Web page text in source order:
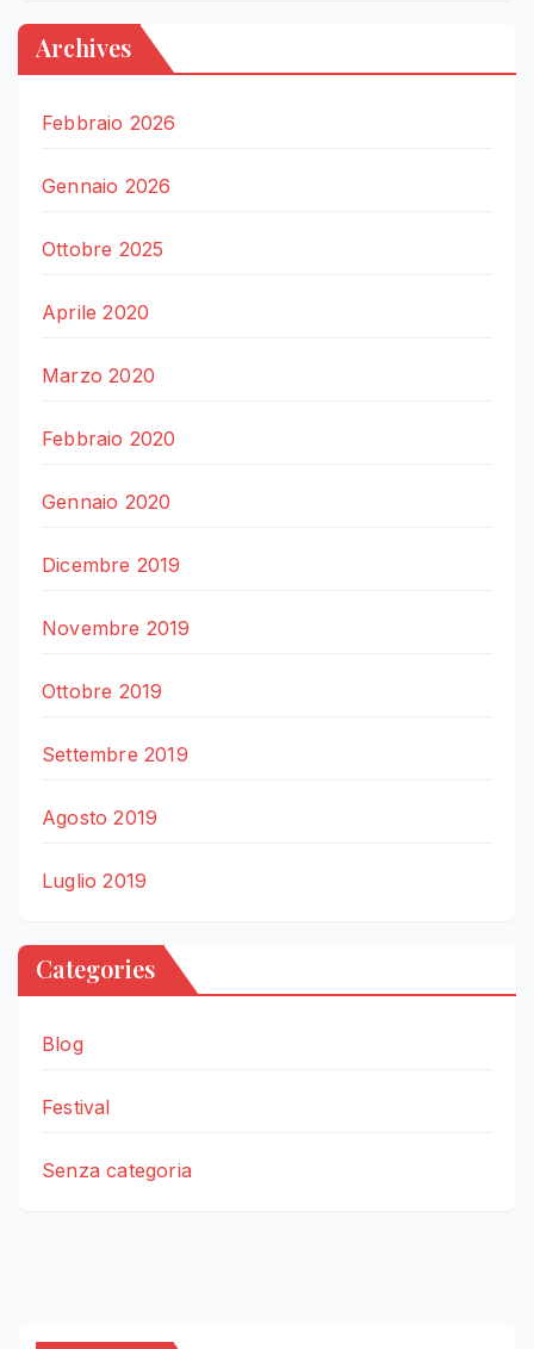
Archives
Febbraio 2026
Gennaio 2026
Ottobre 2025
Aprile 2020
Marzo 2020
Febbraio 2020
Gennaio 2020
Dicembre 2019
Novembre 2019
Ottobre 2019
Settembre 2019
Agosto 2019
Luglio 2019
Categories
Blog
Festival
Senza categoria